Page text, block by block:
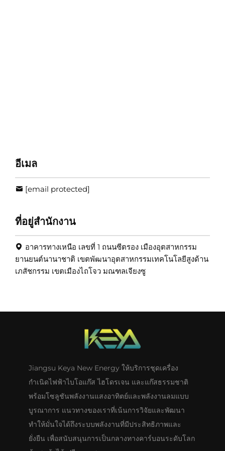
อีเมล
[email protected]
ที่อยู่สำนักงาน
อาคารทางเหนือ เลขที่ 1 ถนนซีตรอง เมืองอุตสาหกรรม
ยานยนต์นานาชาติ เขตพัฒนาอุตสาหกรรมเทคโนโลยีสูงด้าน
เภสัชกรรม เขตเมืองไถโจว มณฑลเจียงซู
Jiangsu Keya New Energy ให้บริการชุดเครื่อง
กำเนิดไฟฟ้าไบโอแก๊ส ไฮโดรเจน และแก๊สธรรมชาติ
พร้อมโซลูชันพลังงานแสงอาทิตย์และพลังงานลมแบบ
บูรณาการ แนวทางของเราที่เน้นการวิจัยและพัฒนา
ทำให้มั่นใจได้ถึงระบบพลังงานที่มีประสิทธิภาพและ
ยั่งยืน เพื่อสนับสนุนการเป็นกลางทางคาร์บอนระดับโลก